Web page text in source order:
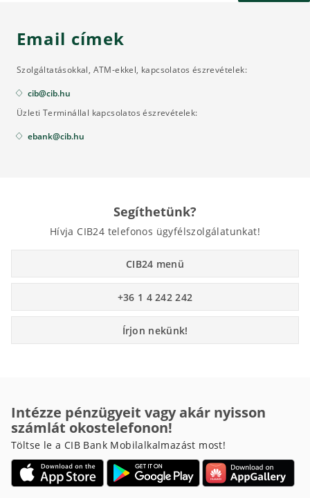
Email címek
Szolgáltatásokkal, ATM-ekkel, kapcsolatos észrevételek:
cib@cib.hu
Üzleti Terminállal kapcsolatos észrevételek:
ebank@cib.hu
Segíthetünk?
Hívja CIB24 telefonos ügyfélszolgálatunkat!
CIB24 menü
+36 1 4 242 242
Írjon nekünk!
Intézze pénzügyeit vagy akár nyisson
számlát okostelefonon!
Töltse le a CIB Bank Mobilalkalmazást most!